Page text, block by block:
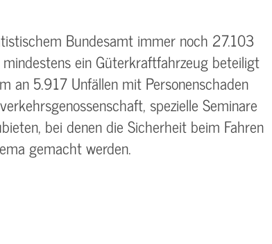
Bundesamt immer noch 27.103
ein Güterkraftfahrzeug beteiligt
an 5.917 Unfällen mit Personenschaden
spezielle Seminare
bei denen die Sicherheit beim Fahren
gemacht werden.